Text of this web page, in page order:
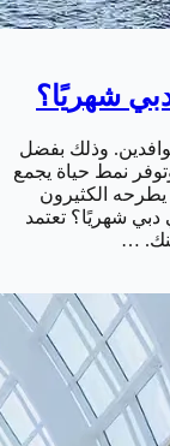
شهريًا؟
وذلك بفضل
نمط حياة يجمع
يطرحه الكثيرون
دبي شهريًا؟ تعتمد
…